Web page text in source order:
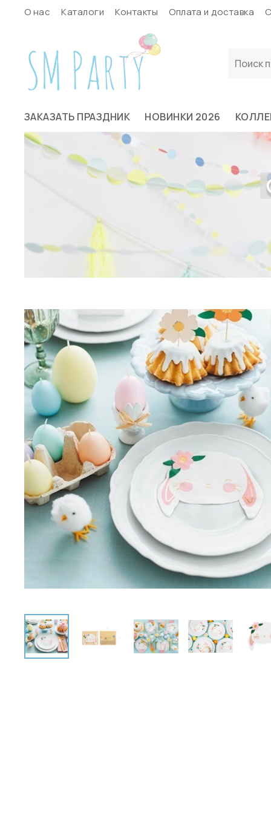
О нас Каталоги Контакты Оплата и доставка
ЗАКАЗАТЬ ПРАЗДНИК НОВИНКИ 2026